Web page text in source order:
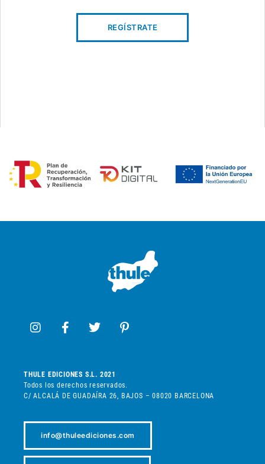
REGÍSTRATE
THULE EDICIONES S.L. 2021
Todos los derechos reservados.
C/ ALCALÁ DE GUADAÍRA 26, BAJOS – 08020 BARCELONA
info@thuleediciones.com